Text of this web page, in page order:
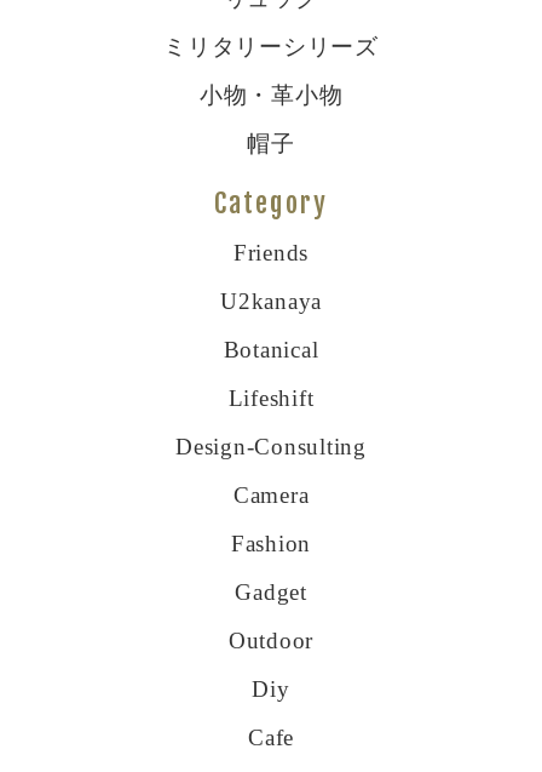
ミリタリーシリーズ
小物・革小物
帽子
Category
Friends
U2kanaya
Botanical
Lifeshift
Design-Consulting
Camera
Fashion
Gadget
Outdoor
Diy
Cafe